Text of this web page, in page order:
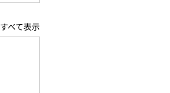
すべて表示